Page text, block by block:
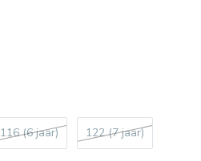
116 (6 jaar) 122 (7 jaar)